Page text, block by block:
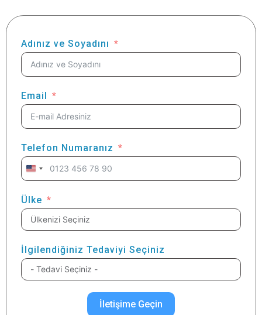
Adınız ve Soyadını
Email
Telefon Numaranız
United
+1
Ülke
İlgilendiğiniz Tedaviyi Seçiniz
İletişime Geçin